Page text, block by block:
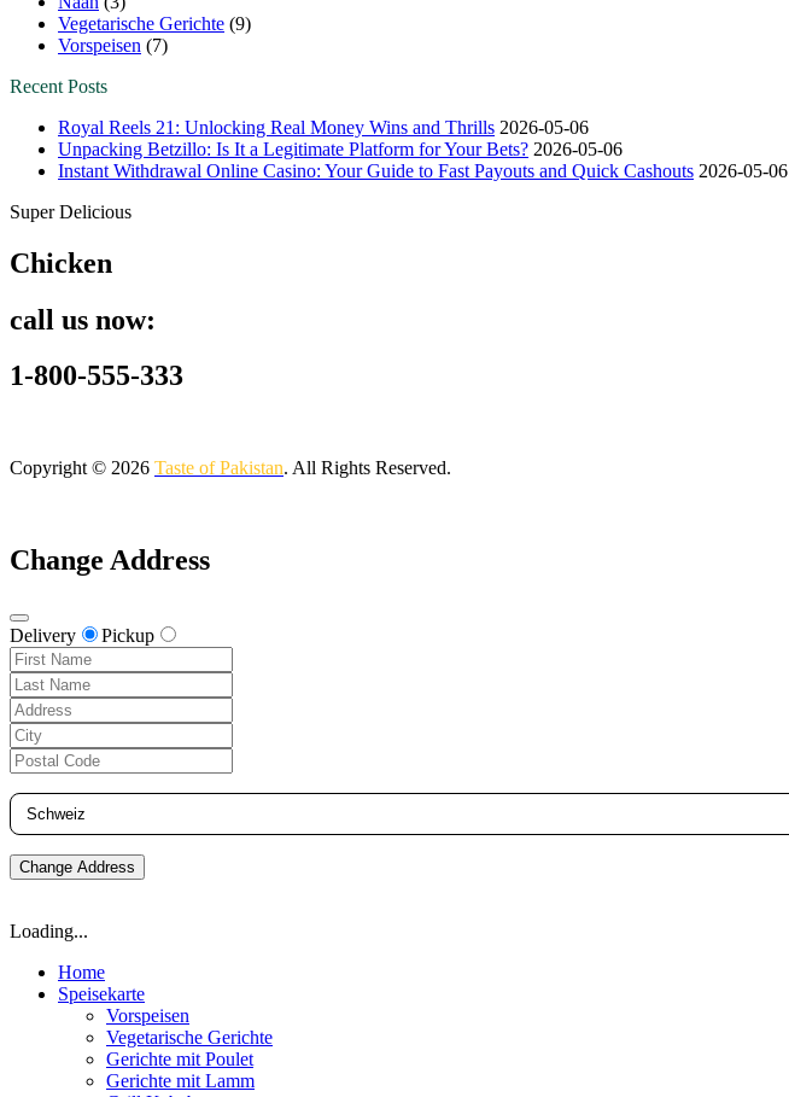
Vegetarische Gerichte (9)
Vorspeisen (7)
Recent Posts
Royal Reels 21: Unlocking Real Money Wins and Thrills 2026-05-06
Unpacking Betzillo: Is It a Legitimate Platform for Your Bets? 2026-05-06
Instant Withdrawal Online Casino: Your Guide to Fast Payouts and Quick Cashouts 2026-05-06
Super Delicious
Chicken
call us now:
1-800-555-333
Copyright © 2026 Taste of Pakistan. All Rights Reserved.
Change Address
Delivery Pickup
Change Address
Loading...
Home
Speisekarte
Vorspeisen
Vegetarische Gerichte
Gerichte mit Poulet
Gerichte mit Lamm